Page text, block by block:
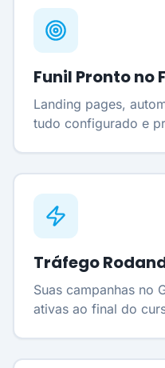
Funil Pronto no
Landing pages,
tudo configurado e
Tráfego
Suas campanhas no
ativas ao final do